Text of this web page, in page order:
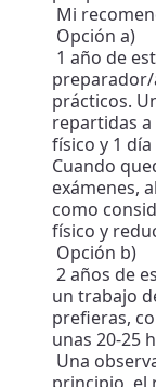
Mi
Opción a)
1 año de
preparador/
prácticos.
repartidas
físico y 1
Cuando
exámenes,
como
físico y
Opción b)
2 años de
un trabajo
prefieras,
unas 20-25
Una